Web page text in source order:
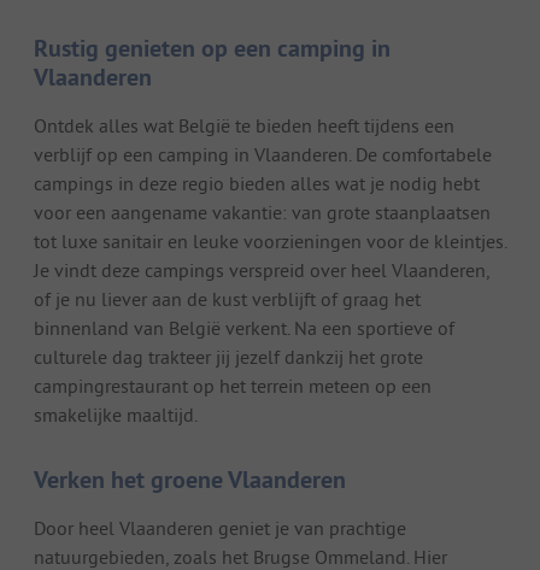
Rustig genieten op een camping in
Vlaanderen
Ontdek alles wat België te bieden heeft tijdens een
verblijf op een camping in Vlaanderen. De comfortabele
campings in deze regio bieden alles wat je nodig hebt
voor een aangename vakantie: van grote staanplaatsen
tot luxe sanitair en leuke voorzieningen voor de kleintjes.
Je vindt deze campings verspreid over heel Vlaanderen,
of je nu liever aan de kust verblijft of graag het
binnenland van België verkent. Na een sportieve of
culturele dag trakteer jij jezelf dankzij het grote
campingrestaurant op het terrein meteen op een
smakelijke maaltijd.
Verken het groene Vlaanderen
Door heel Vlaanderen geniet je van prachtige
natuurgebieden, zoals het Brugse Ommeland. Hier